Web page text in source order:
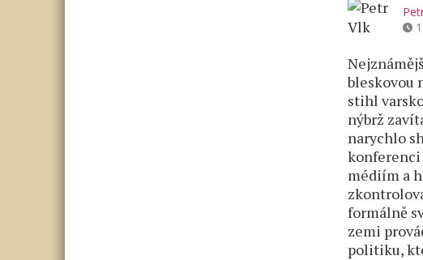
bleskovou
stihl
nýbrž
narychlo
konferenci
médiím a
formálně
zemi
politiku,